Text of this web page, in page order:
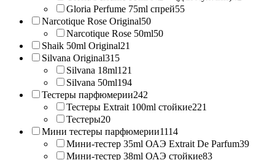
Gloria Perfume 75ml спрей55
Narcotique Rose Original50
Narcotique Rose 50ml50
Shaik 50ml Original21
Silvana Original315
Silvana 18ml121
Silvana 50ml194
Тестеры парфюмерии242
Тестеры Extrait 100ml стойкие221
Тестеры20
Мини тестеры парфюмерии1114
Мини-тестер 35ml ОАЭ Extrait De Parfum39
Мини-тестер 38ml ОАЭ стойкие83